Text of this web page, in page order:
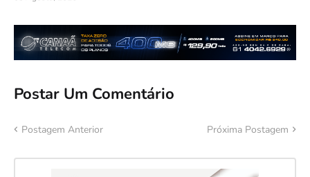
Postar Um Comentário
Postagem Anterior Próxima Postagem